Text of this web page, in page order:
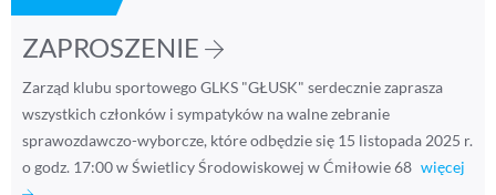
ZAPROSZENIE
Zarząd klubu sportowego GLKS "GŁUSK" serdecznie zaprasza
wszystkich członków i sympatyków na walne zebranie
sprawozdawczo-wyborcze, które odbędzie się 15 listopada 2025 r.
o godz. 17:00 w Świetlicy Środowiskowej w Ćmiłowie 68 więcej